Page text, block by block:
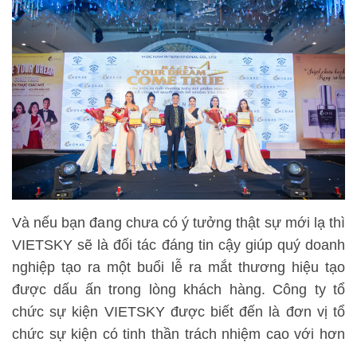
Và nếu bạn đang chưa có ý tưởng thật sự mới lạ thì
VIETSKY sẽ là đối tác đáng tin cậy giúp quý doanh
nghiệp tạo ra một buổi lễ ra mắt thương hiệu tạo
được dấu ấn trong lòng khách hàng. Công ty tổ
chức sự kiện VIETSKY được biết đến là đơn vị tổ
chức sự kiện có tinh thần trách nhiệm cao với hơn